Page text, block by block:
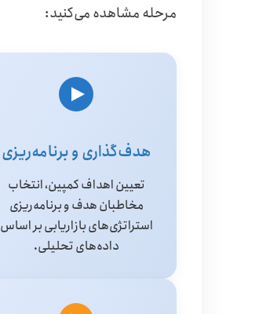
مرحله مشاهده می‌کنید:
هدف‌گذاری و برنامه‌ریزی
تعیین اهداف کمپین، انتخاب
مخاطبان هدف و برنامه‌ریزی
استراتژی‌های بازاریابی بر اساس
داده‌های تحلیلی.